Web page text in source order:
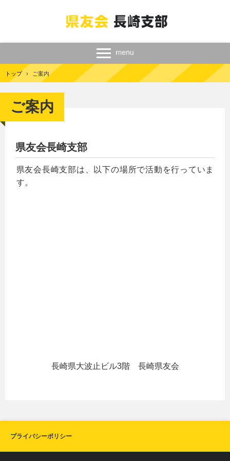
トップ › ご案内
ご案内
県友会長崎支部
県友会長崎支部は、以下の場所で活動を行っていま
す。
長崎県大波止ビル3階 長崎県友会
プライバシーポリシー